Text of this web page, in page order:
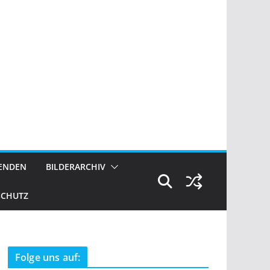
BILDERARCHIV
Folge uns auf: